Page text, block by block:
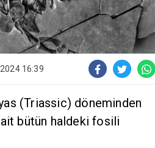
16:39
(Triassic) döneminden
bütün haldeki fosili